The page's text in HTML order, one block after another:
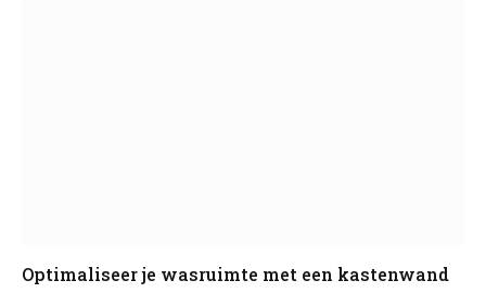
Optimaliseer je wasruimte met een kastenwand